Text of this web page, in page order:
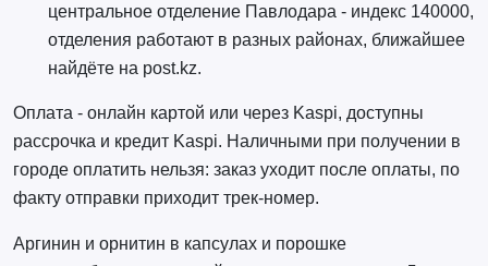
центральное отделение Павлодара - индекс 140000,
отделения работают в разных районах, ближайшее
найдёте на post.kz.
Оплата - онлайн картой или через Kaspi, доступны
рассрочка и кредит Kaspi. Наличными при получении в
городе оплатить нельзя: заказ уходит после оплаты, по
факту отправки приходит трек-номер.
Аргинин и орнитин в капсулах и порошке